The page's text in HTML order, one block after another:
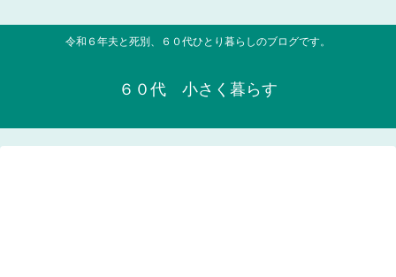
令和６年夫と死別、６０代ひとり暮らしのブログです。
６０代 小さく暮らす